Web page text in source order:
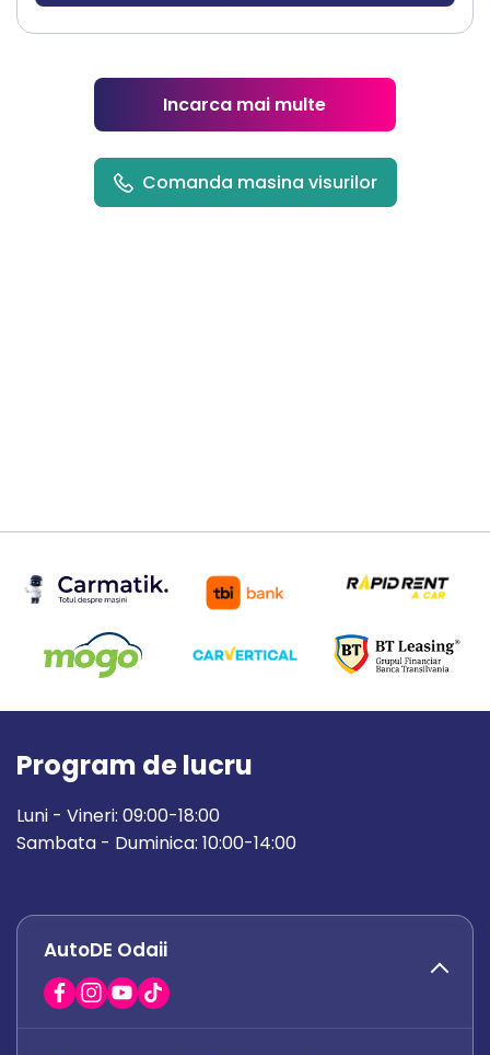
Incarca mai multe
Comanda masina visurilor
Program de lucru
Luni - Vineri: 09:00-18:00
Sambata - Duminica: 10:00-14:00
AutoDE Odaii